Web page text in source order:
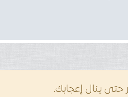
ينال إعجابك.